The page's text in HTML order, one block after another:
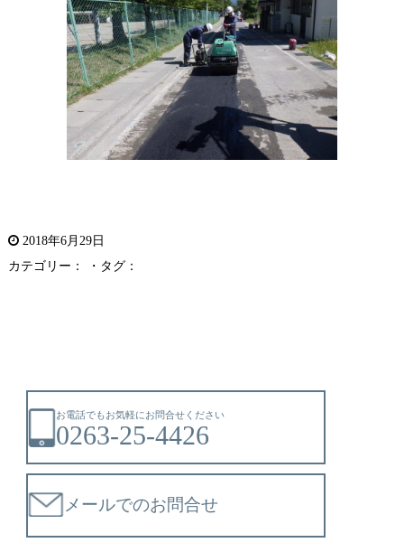
2018年6月29日
カテゴリー： ・タグ：
お電話でもお気軽にお問合せください
0263-25-4426
メールでのお問合せ